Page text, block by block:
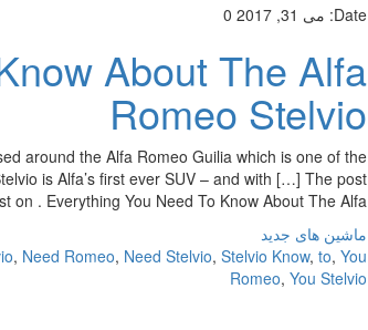
Date: می 31, 2017 0
About The Alfa
Romeo Stelvio
around the Alfa Romeo Guilia which is one of the
is Alfa’s first ever SUV – and with […] The post
on . Everything You Need To Know About The Alfa […]
ماشین های جدید
, Need Romeo, Need Stelvio, Stelvio Know, to, You
Romeo, You Stelvio